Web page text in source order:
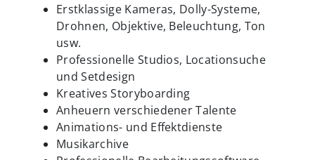
Erstklassige Kameras, Dolly-Systeme,
Drohnen, Objektive, Beleuchtung, Ton
usw.
Professionelle Studios, Locationsuche
und Setdesign
Kreatives Storyboarding
Anheuern verschiedener Talente
Animations- und Effektdienste
Musikarchive